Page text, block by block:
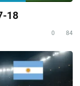
18
0 84